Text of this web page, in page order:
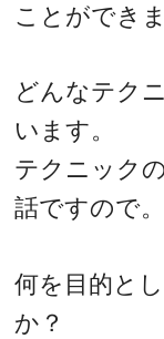
ことができま
どんなテク
います。
テクニック
話ですので。
何を目的と
か？